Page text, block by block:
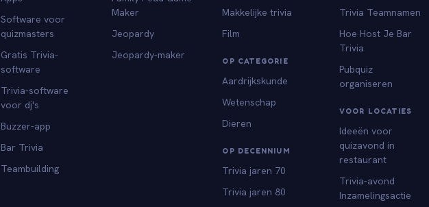
Software voor
quizmasters
Gratis Trivia-
software
Trivia-software
voor dj's
Buzzer-app
Bar Trivia
Teambuilding
Maker
Jeopardy
Jeopardy-maker
Makkelijke trivia
Film
OP CATEGORIE
Aardrijkskunde
Wetenschap
Dieren
OP DECENNIUM
Trivia jaren 70
Trivia jaren 80
Trivia Teamnamen
Hoe Host Je Bar
Trivia
Pubquiz
organiseren
VOOR LOCATIES
Ideeën voor
quizavond in
restaurant
Trivia-avond
Inzamelingsactie